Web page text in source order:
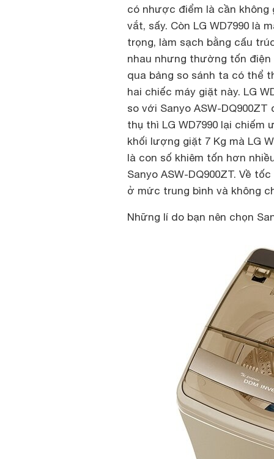
có nhược điểm là cần không
vắt, sấy. Còn LG WD7990 là
trọng, làm sạch bằng cấu
nhau nhưng thường tốn
qua bảng so sánh ta có thể
hai chiếc máy giặt này. LG
so với Sanyo ASW-
thụ thì LG WD7990 lại
khối lượng giặt 7 Kg mà LG
là con số khiêm tốn hơn
Sanyo ASW-DQ900ZT. Về
ở mức trung bình và không
Những lí do bạn nên chọn